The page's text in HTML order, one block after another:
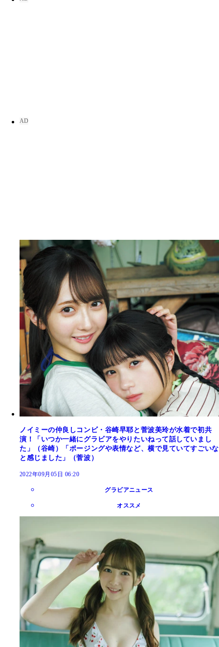
ノイミーの仲良しコンビ・谷崎早耶と菅波美玲が水着で初共
演！「いつか一緒にグラビアをやりたいねって話していまし
た」（谷崎）「ポージングや表情など、横で見ていてすごいな
と感じました」（菅波）
2022年09月05日 06:20
グラビアニュース
オススメ